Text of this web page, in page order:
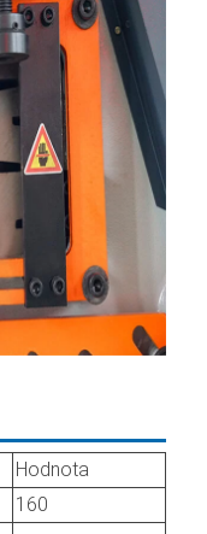
Hodnota
160